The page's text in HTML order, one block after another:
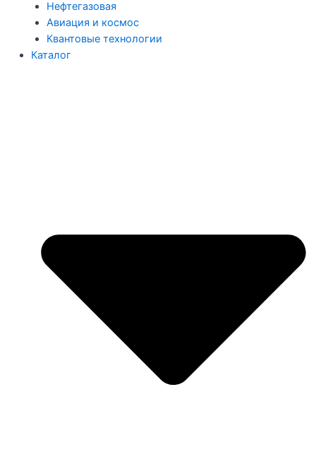
Нефтегазовая
Авиация и космос
Квантовые технологии
Каталог